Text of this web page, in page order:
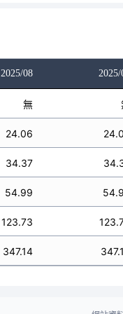
2025/08 2025/
無
24.06
34.37
54.99
123.73
347.14